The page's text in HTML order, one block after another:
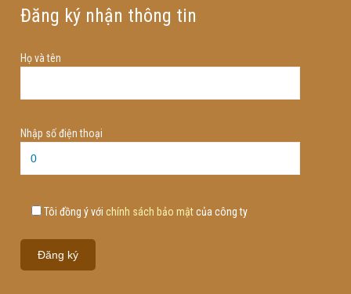
Đăng ký nhận thông tin
Họ và tên
Nhập số điện thoại
Tôi đồng ý với chính sách bảo mậtcủa công ty